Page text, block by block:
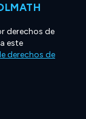
derechos de
este
derechos de